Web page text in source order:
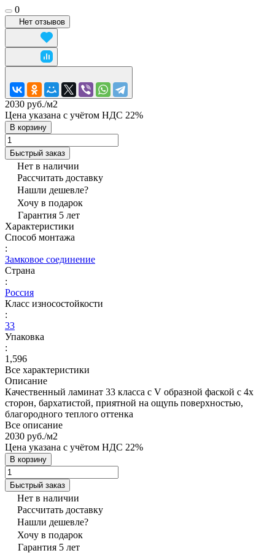
0
Нет отзывов
2030 руб./м2
Цена указана с учётом НДС 22%
В корзину
Быстрый заказ
Нет в наличии
Рассчитать доставку
Нашли дешевле?
Хочу в подарок
Гарантия 5 лет
Характеристики
Способ монтажа
:
Замковое соединение
Страна
:
Россия
Класс износостойкости
:
33
Упаковка
:
1,596
Все характеристики
Описание
Качественный ламинат 33 класса с V образной фаской с 4х
сторон, бархатистой, приятной на ощупь поверхностью,
благородного теплого оттенка
Все описание
2030 руб./м2
Цена указана с учётом НДС 22%
В корзину
Быстрый заказ
Нет в наличии
Рассчитать доставку
Нашли дешевле?
Хочу в подарок
Гарантия 5 лет